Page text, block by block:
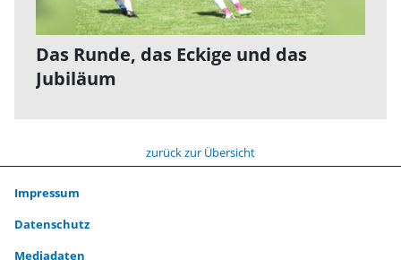
Das Runde, das Eckige und das
Jubiläum
zurück zur Übersicht
Impressum
Datenschutz
Mediadaten